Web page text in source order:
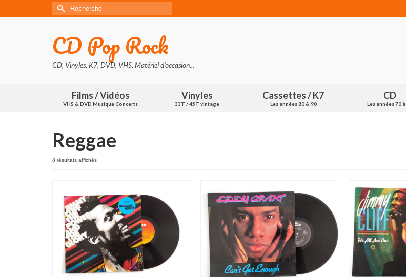
Rechercher :
CD Pop Rock
CD, Vinyles, K7, DVD, VHS, Matériel d'occasion...
Films / Vidéos
VHS & DVD Musique Concerts
Vinyles
33T / 45T vintage
Cassettes / K7
Les années 80 & 90
CD
Les années 70
Reggae
8 résultats affichésTrié
au
plus
ancien